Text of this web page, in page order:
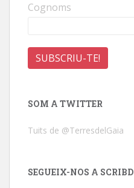
Cognoms
SOM A TWITTER
Tuits de @TerresdelGaia
SEGUEIX-NOS A SCRIBD